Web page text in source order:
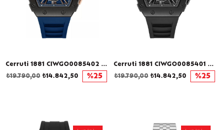
Cerruti 1881 CIWGO0085402 Erkek Kol Saati
₺14.842,50
₺19.790,00 %25
Cerruti 1881 CIWGO0085401 Erkek Kol Saati
₺14.842,50
₺19.790,00 %25